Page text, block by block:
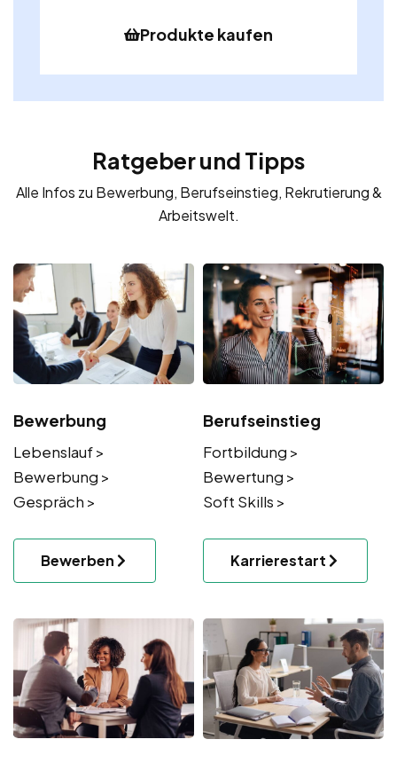
Produkte kaufen
Ratgeber und Tipps
Alle Infos zu Bewerbung, Berufseinstieg, Rekrutierung &
Arbeitswelt.
Bewerbung
Lebenslauf >
Bewerbung >
Gespräch >
Bewerben
Berufseinstieg
Fortbildung >
Bewertung >
Soft Skills >
Karrierestart